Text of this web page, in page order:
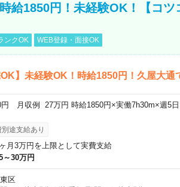
給1850円！未経験OK！【コ
ンクOK WEB登録・面接OK
】未経験OK！時給1850円！久屋大通
円 月収例 27万円 時給1850円×実働7h30m×週5
途支給あり
月3万円を上限として実費支給
～30万円
区